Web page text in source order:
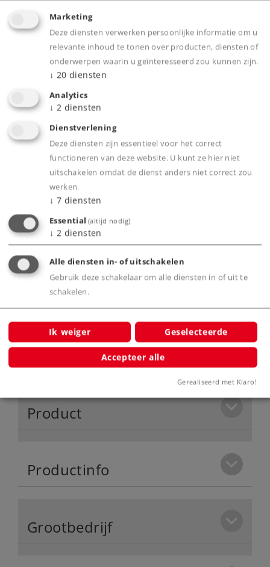
Highlights
Volledig nieuw ontworpen model.
Onderstel en opbouw van de locomotief zijn
grotendeels uit metaal vervaardigd.
Bewegende dakventilatoren samen digitaal
bedienbaar.
Verlichting in de machinistencabines digitaal
schakelbaar.
Verlichting in de machinekamer is digitaal
schakelbaar.
Nieuw ontworpen interieur in de
machinekamer.
Meeverende kortkoppelingen.
Bufferhoogte volgens NEM.
Met mfx+ speelwereld decoder met
uitgebreide licht- en geluidsfuncties.
Product
Productinfo
Grootbedrijf
Marketing
Deze diensten verwerken persoonlijke informatie om u
relevante inhoud te tonen over producten, diensten of
onderwerpen waarin u geïnteresseerd zou kunnen zijn.
↓ 20 diensten
Analytics
↓ 2 diensten
Dienstverlening
Deze diensten zijn essentieel voor het correct
functioneren van deze website. U kunt ze hier niet
uitschakelen omdat de dienst anders niet correct zou
werken.
↓ 7 diensten
Essential (altijd nodig)
↓ 2 diensten
Alle diensten in- of uitschakelen
Gebruik deze schakelaar om alle diensten in of uit te
schakelen.
Ik weiger Geselecteerde
Accepteer alle
Gerealiseerd met Klaro!